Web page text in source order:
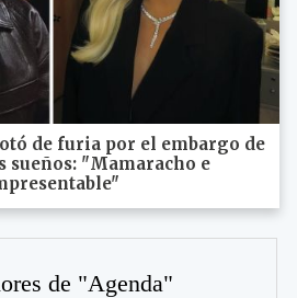
de furia por el embargo de
sueños: "Mamaracho e
de "Agenda"